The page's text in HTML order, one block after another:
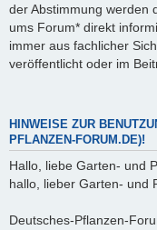
der Abstimmung werden
ums Forum* direkt
immer aus fachlicher
veröffentlicht oder im
HINWEISE ZUR
PFLANZEN-FORUM.DE)!
Hallo, liebe Garten- und
hallo, lieber Garten- und
Deutsches-Pflanzen-